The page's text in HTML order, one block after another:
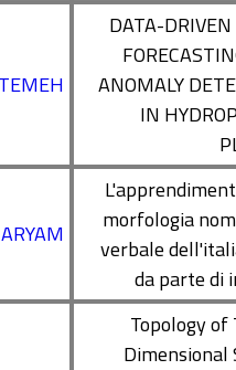
DATA-
ANOMALY
IN
morfologia
verbale
da parte di
Topology
Dimensional